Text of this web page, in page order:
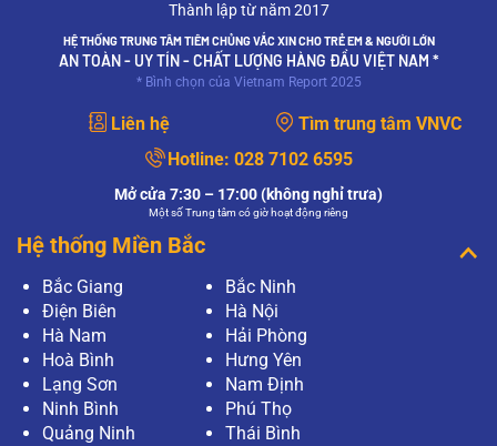
Thành lập từ năm 2017
HỆ THỐNG TRUNG TÂM TIÊM CHỦNG VẮC XIN CHO TRẺ EM & NGƯỜI LỚN
AN TOÀN - UY TÍN - CHẤT LƯỢNG HÀNG ĐẦU VIỆT NAM *
* Bình chọn của Vietnam Report 2025
Liên hệ
Tìm trung tâm VNVC
Hotline: 028 7102 6595
Mở cửa 7:30 – 17:00 (không nghỉ trưa)
Một số Trung tâm có giờ hoạt động riêng
Hệ thống Miền Bắc
Bắc Giang
Bắc Ninh
Điện Biên
Hà Nội
Hà Nam
Hải Phòng
Hoà Bình
Hưng Yên
Lạng Sơn
Nam Định
Ninh Bình
Phú Thọ
Quảng Ninh
Thái Bình